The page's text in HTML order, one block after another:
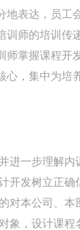
地表达，员工
训师的培训传
师掌握课程开
心，集中为培
进一步理解内
开发树立正确
对本公司、
象，设计课程